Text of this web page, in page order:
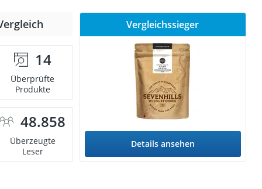
14
Überprüfte
Produkte
48.858
Überzeugte
Leser
Vergleichssieger
Details ansehen